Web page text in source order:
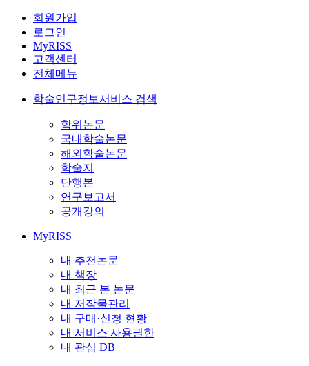
회원가입
로그인
MyRISS
고객센터
전체메뉴
학술연구정보서비스 검색
학위논문
국내학술논문
해외학술논문
학술지
단행본
연구보고서
공개강의
MyRISS
내 추천논문
내 책장
내 최근 본 논문
내 저작물관리
내 구매·신청 현황
내 서비스 사용권한
내 관심 DB